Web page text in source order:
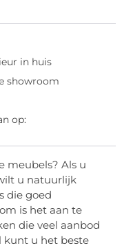
in huis
showroom
op:
meubels? Als u
u natuurlijk
die goed
is het aan te
die veel aanbod
kunt u het beste